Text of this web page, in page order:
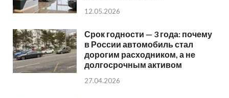
12.05.2026
Срок годности — 3 года: почему
в России автомобиль стал
дорогим расходником, а не
долгосрочным активом
27.04.2026